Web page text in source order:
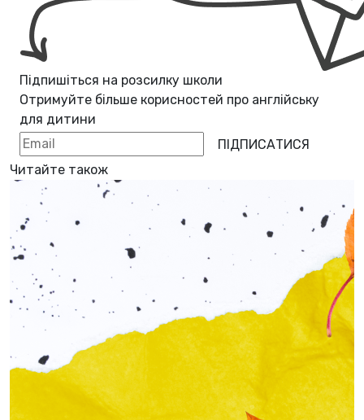
Підпишіться на розсилку школи
Отримуйте більше корисностей про англійську
для дитини
ПІДПИСАТИСЯ
Читайте також